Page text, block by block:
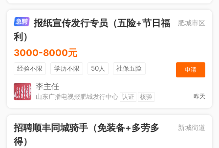
报纸宣传发行专员（五险+节日福
利）
肥城市区
3000-8000元
经验不限 学历不限 50人
社保五险
节日福利
销售奖金
申请
李主任
山东广播电视报肥城发行中心 认证 核验 昨天
招聘顺丰同城骑手（免装备+多劳多
得）
新城街道